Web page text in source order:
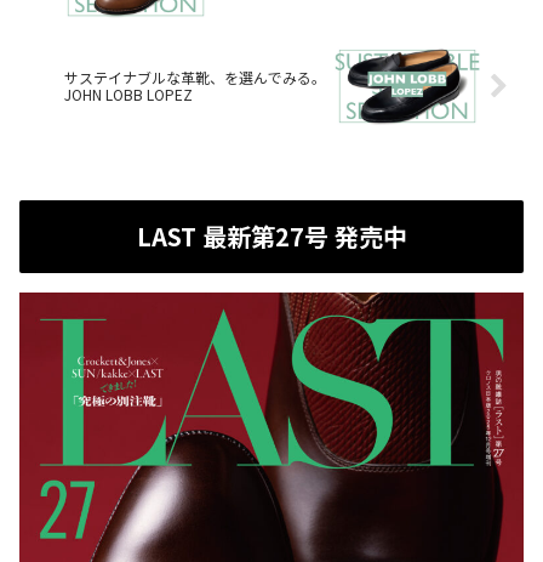
サステイナブルな革靴、を選んでみる。
JOHN LOBB LOPEZ
LAST 最新第27号 発売中